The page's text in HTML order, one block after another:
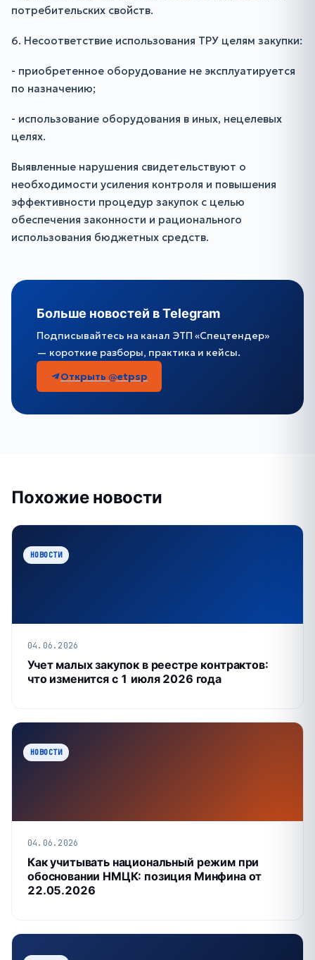
потребительских свойств.
6. Несоответствие использования ТРУ целям закупки:
- приобретенное оборудование не эксплуатируется
по назначению;
- использование оборудования в иных, нецелевых
целях.
Выявленные нарушения свидетельствуют о
необходимости усиления контроля и повышения
эффективности процедур закупок с целью
обеспечения законности и рационального
использования бюджетных средств.
Больше новостей в Telegram
Подписывайтесь на канал ЭТП «Спецтендер»
— короткие разборы, практика и кейсы.
Открыть @etpsp
Похожие новости
НОВОСТИ
04.06.2026
Учет малых закупок в реестре контрактов:
что изменится с 1 июля 2026 года
НОВОСТИ
04.06.2026
Как учитывать национальный режим при
обосновании НМЦК: позиция Минфина от
22.05.2026